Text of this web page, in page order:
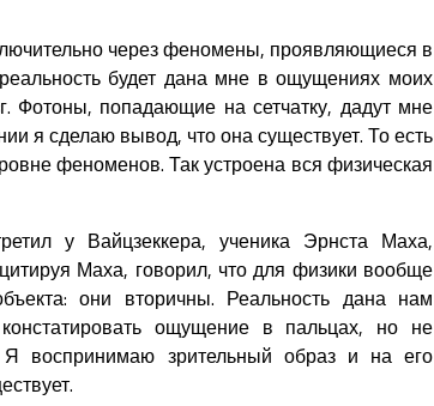
через феномены, проявляющиеся в
будет дана мне в ощущениях моих
Фотоны, попадающие на сетчатку, дадут мне
я сделаю вывод, что она существует. То есть
феноменов. Так устроена вся физическая
у Вайцзеккера, ученика Эрнста Маха,
Маха, говорил, что для физики вообще
они вторичны. Реальность дана нам
ощущение в пальцах, но не
Я воспринимаю зрительный образ и на его